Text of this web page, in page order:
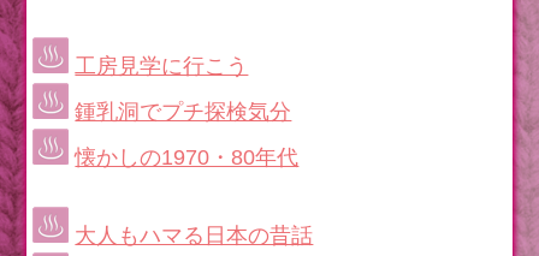
工房見学に行こう
鍾乳洞でプチ探検気分
懐かしの1970・80年代
大人もハマる日本の昔話